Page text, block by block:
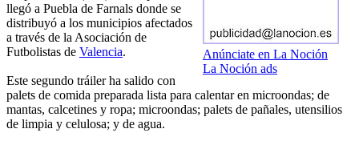
Anúnciate en La Noción
La Noción ads
llegó a Puebla de Farnals donde se
distribuyó a los municipios afectados
a través de la Asociación de
Futbolistas de Valencia.
Este segundo tráiler ha salido con
palets de comida preparada lista para calentar en microondas; de
mantas, calcetines y ropa; microondas; palets de pañales, utensilios
de limpia y celulosa; y de agua.